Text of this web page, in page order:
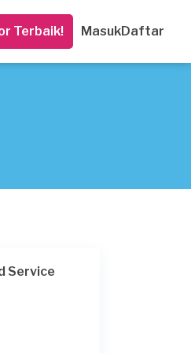
Terbaik! MasukDaftar
Service